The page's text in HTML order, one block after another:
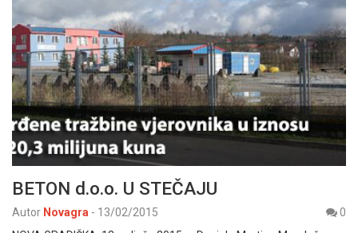
BETON d.o.o. U STEČAJU
Autor Novagra - 13/02/2015
0